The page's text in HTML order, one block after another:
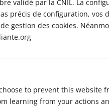
validé par la CNIL. La
précis de configuration,
gestion des cookies.
to prevent this website
learning from your actions